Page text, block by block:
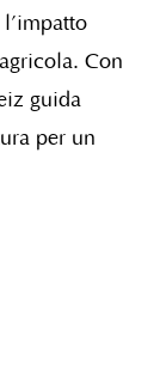
Con
guida
per un